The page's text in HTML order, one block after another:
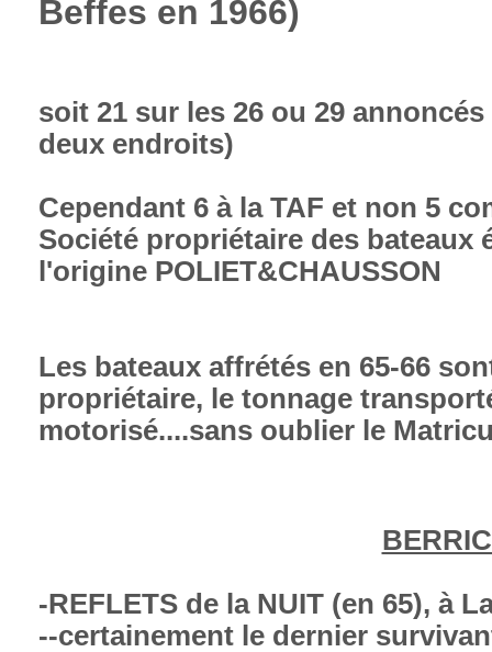
Beffes en 1966)
soit 21 sur les 26 ou 29
deux endroits)
Cependant 6 à la TAF et non 5
Société propriétaire des bateaux
l'origine POLIET&CHAUSSON
Les bateaux affrétés en 65-66
propriétaire, le tonnage
motorisé....sans oublier le
-REFLETS de la NUIT (en 65), à
--certainement le dernier